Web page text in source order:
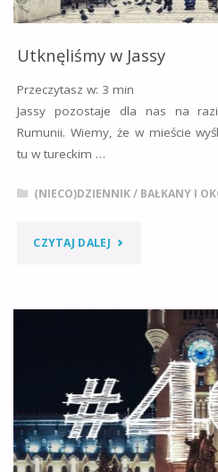
Utknęliśmy w Jassy
Przeczytasz w: 3 min
Jassy pozostaje dla nas na
Rumunii. Wiemy, że w mieście
tu w tureckim …
(NIECO)DZIENNIK/ BAŁKANY I
CZYTAJ DALEJ "UTKNĘLIŚMY
JASSY"